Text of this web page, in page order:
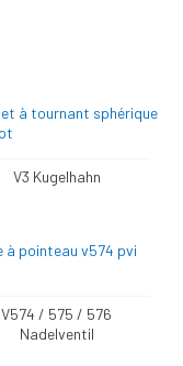
V3 Kugelhahn
V574 / 575 / 576
Nadelventil